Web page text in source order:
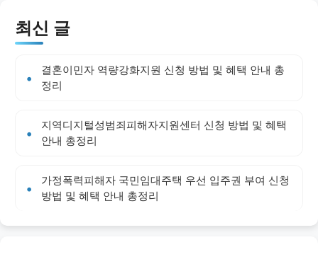
최신 글
결혼이민자 역량강화지원 신청 방법 및 혜택 안내 총
정리
지역디지털성범죄피해자지원센터 신청 방법 및 혜택
안내 총정리
가정폭력피해자 국민임대주택 우선 입주권 부여 신청
방법 및 혜택 안내 총정리